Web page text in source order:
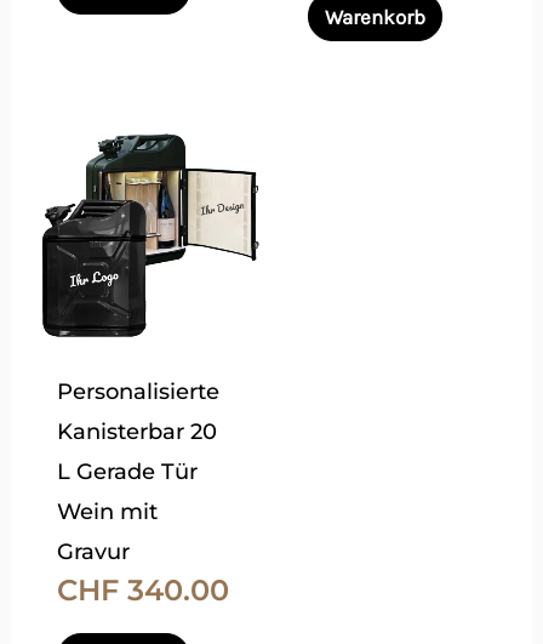
werden
mit
5.00
von 5
Warenkorb
werden
Personalisierte
Kanisterbar 20
L Gerade Tür
Wein mit
Gravur
CHF340.00
Produkt
weist
mehrere
können
auf
gewählt